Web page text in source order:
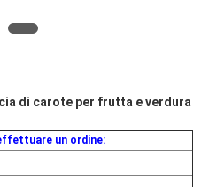
di carote per frutta e verdura
un ordine: